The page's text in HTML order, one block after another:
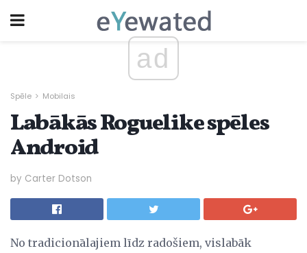
ad
Spēle Mobilais
Labākās Roguelike spēles
Android
by Carter Dotson
No tradicionālajiem līdz radošiem, vislabāk